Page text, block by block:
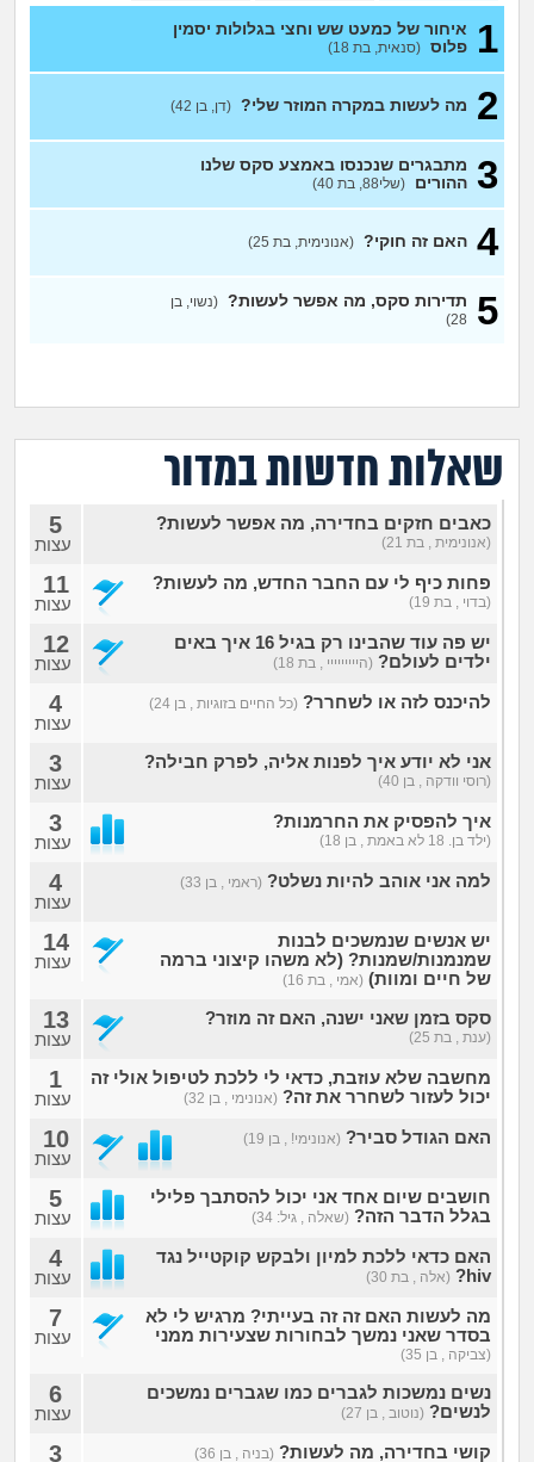
מתבגרים
מהבקו"ם... ועד מתי?!
לימודים וסטודנטים
מה שעובר עליי
שומרים על הגוף
פיננסי וכלכלה
בין הסדינים
חיות מחמד
יוקר המחיה
גאווה
1
איחור של כמעט שש וחצי בגלולות יסמין
פלוס (סנאית, בת 18)
2 מה לעשות במקרה המוזר שלי? (דן, בן 42)
3 מתבגרים שנכנסו באמצע סקס שלנו
ההורים (שלי88, בת 40)
4 האם זה חוקי? (אנונימית, בת 25)
5 תדירות סקס, מה אפשר לעשות? (נשוי, בן
28)
שאלות חדשות במדור
כאבים חזקים בחדירה, מה אפשר לעשות?
(אנונימית , בת 21)
5
עצות
פחות כיף לי עם החבר החדש, מה לעשות?
(בדוי , בת 19)
11
עצות
יש פה עוד שהבינו רק בגיל 16 איך באים
ילדים לעולם? (הייייייייי , בת 18)
12
עצות
להיכנס לזה או לשחרר? (כל החיים בזוגיות , בן 24) 4
עצות
אני לא יודע איך לפנות אליה, לפרק חבילה?
(רוסי וודקה , בן 40)
3
עצות
איך להפסיק את החרמנות?
(ילד בן. 18 לא באמת , בן 18)
3
עצות
למה אני אוהב להיות נשלט? (ראמי , בן 33) 4
עצות
יש אנשים שנמשכים לבנות
שמנמנות/שמנות? (לא משהו קיצוני ברמה
של חיים ומוות) (אמי , בת 16)
14
עצות
סקס בזמן שאני ישנה, האם זה מוזר?
(ענת , בת 25)
13
עצות
מחשבה שלא עוזבת, כדאי לי ללכת לטיפול אולי זה
יכול לעזור לשחרר את זה? (אנונימי , בן 32)
1
עצות
האם הגודל סביר? (אנונימי! , בן 19) 10
עצות
חושבים שיום אחד אני יכול להסתבך פלילי
בגלל הדבר הזה? (שאלה , גיל: 34)
5
עצות
האם כדאי ללכת למיון ולבקש קוקטייל נגד
hiv?
(אלה , בת 30)
4
עצות
מה לעשות האם זה זה בעייתי? מרגיש לי לא
בסדר שאני נמשך לבחורות שצעירות ממני
(צביקה , בן 35)
7
עצות
נשים נמשכות לגברים כמו שגברים נמשכים
לנשים? (נוטוב , בן 27)
6
עצות
קושי בחדירה, מה לעשות? (בניה , בן 36) 3